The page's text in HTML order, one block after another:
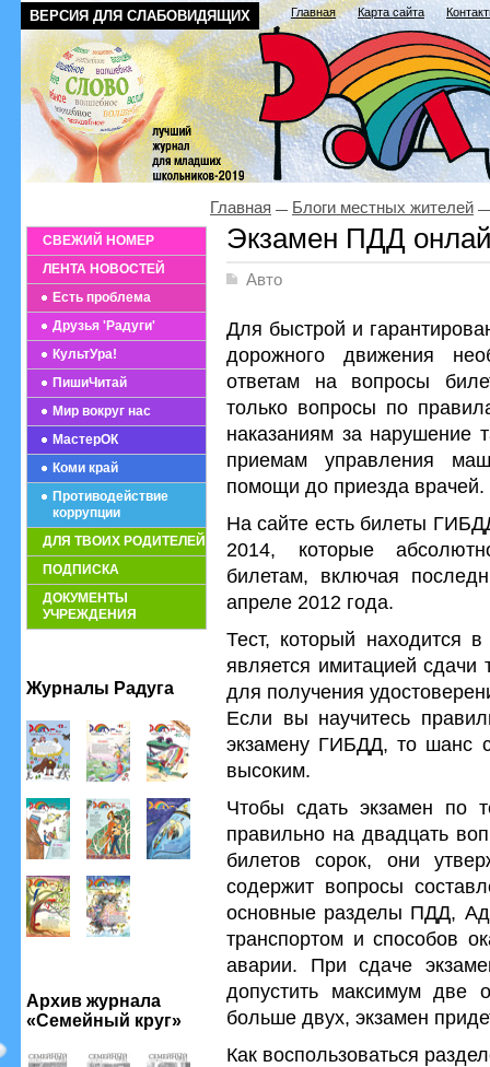
ВЕРСИЯ ДЛЯ СЛАБОВИДЯЩИХ Главная Карта сайта
СВЕЖИЙ НОМЕР
ЛЕНТА НОВОСТЕЙ
Есть проблема
Друзья 'Радуги'
КультУра!
ПишиЧитай
Мир вокруг нас
МастерОК
Коми край
Противодействие
коррупции
ДЛЯ ТВОИХ РОДИТЕЛЕЙ
ПОДПИСКА
ДОКУМЕНТЫ
УЧРЕЖДЕНИЯ
Журналы Радуга
Архив журнала
«Семейный круг»
Главная Блоги местных жителей
Экзамен ПДД
Авто
Для быстрой и
дорожного движения
ответам на вопросы
только вопросы по
наказаниям за нарушение
приемам управления
помощи до приезда врачей.
На сайте есть билеты
2014, которые
билетам, включая
апреле 2012 года.
Тест, который находится
является имитацией сдачи
для получения
Если вы научитесь
экзамену ГИБДД, то шанс
высоким.
Чтобы сдать экзамен по
правильно на двадцать
билетов сорок, они
содержит вопросы
основные разделы ПДД,
транспортом и способов
аварии. При сдаче
допустить максимум две
больше двух, экзамен
Как воспользоваться